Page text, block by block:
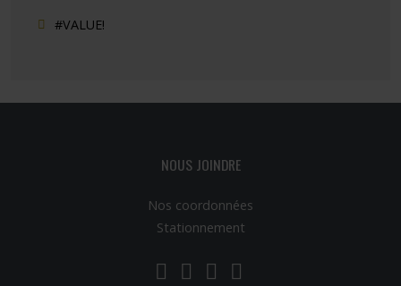
#VALUE!
NOUS JOINDRE
Nos coordonnées
Stationnement
LinkedIn
YouTube
Twitter